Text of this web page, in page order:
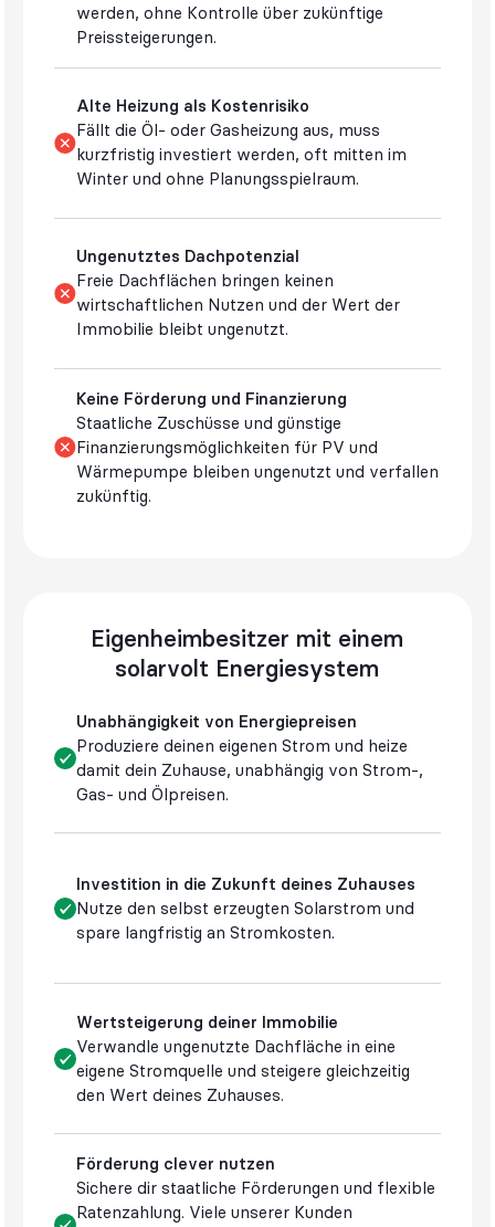
werden, ohne Kontrolle über zukünftige
Preissteigerungen.
Alte Heizung als Kostenrisiko
Fällt die Öl- oder Gasheizung aus, muss
kurzfristig investiert werden, oft mitten im
Winter und ohne Planungsspielraum.
Ungenutztes Dachpotenzial
Freie Dachflächen bringen keinen
wirtschaftlichen Nutzen und der Wert der
Immobilie bleibt ungenutzt.
Keine Förderung und Finanzierung
Staatliche Zuschüsse und günstige
Finanzierungsmöglichkeiten für PV und
Wärmepumpe bleiben ungenutzt und verfallen
zukünftig.
Eigenheimbesitzer mit einem
solarvolt Energiesystem
Unabhängigkeit von Energiepreisen
Produziere deinen eigenen Strom und heize
damit dein Zuhause, unabhängig von Strom-,
Gas- und Ölpreisen.
Investition in die Zukunft deines Zuhauses
Nutze den selbst erzeugten Solarstrom und
spare langfristig an Stromkosten.
Wertsteigerung deiner Immobilie
Verwandle ungenutzte Dachfläche in eine
eigene Stromquelle und steigere gleichzeitig
den Wert deines Zuhauses.
Förderung clever nutzen
Sichere dir staatliche Förderungen und flexible
Ratenzahlung. Viele unserer Kunden